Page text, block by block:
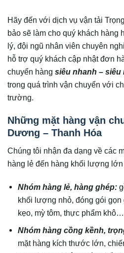
Hãy đến với dịch vụ vận tải
bảo sẽ làm cho quý khách
lý, đội ngũ nhân viên chuyên
hỗ trợ quý khách cập nhật đơn
chuyển hàng siêu nhanh – siêu
trong quá trình vận chuyển với
trường.
Những mặt hàng vận
Dương – Thanh Hóa
Chúng tôi nhận đa dạng về các
hàng lẻ đến hàng khối lượng
Nhóm hàng lẻ, hàng ghép:
khối lượng nhỏ, đóng gói
kẹo, mỳ tôm, thực phẩm khô…
Nhóm hàng cồng kềnh,
mặt hàng kích thước lớn,